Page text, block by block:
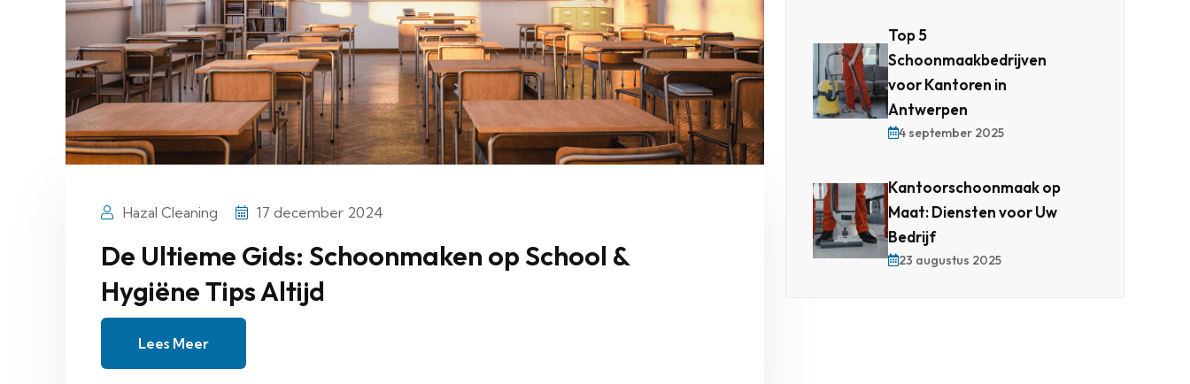
Hazal Cleaning 17 december 2024
De Ultieme Gids: Schoonmaken op School &
Hygiëne Tips Altijd
Lees Meer
Top 5
Schoonmaakbedrijven
voor Kantoren in
Antwerpen
4 september 2025
Kantoorschoonmaak op
Maat: Diensten voor Uw
Bedrijf
23 augustus 2025